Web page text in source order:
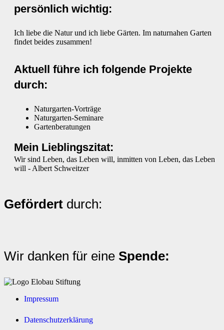
persönlich wichtig:
Ich liebe die Natur und ich liebe Gärten. Im naturnahen Garten
findet beides zusammen!
Aktuell führe ich folgende Projekte
durch:
Naturgarten-Vorträge
Naturgarten-Seminare
Gartenberatungen
Mein Lieblingszitat:
Wir sind Leben, das Leben will, inmitten von Leben, das Leben
will - Albert Schweitzer
Gefördert durch:
Wir danken für eine Spende:
Impressum
Datenschutzerklärung